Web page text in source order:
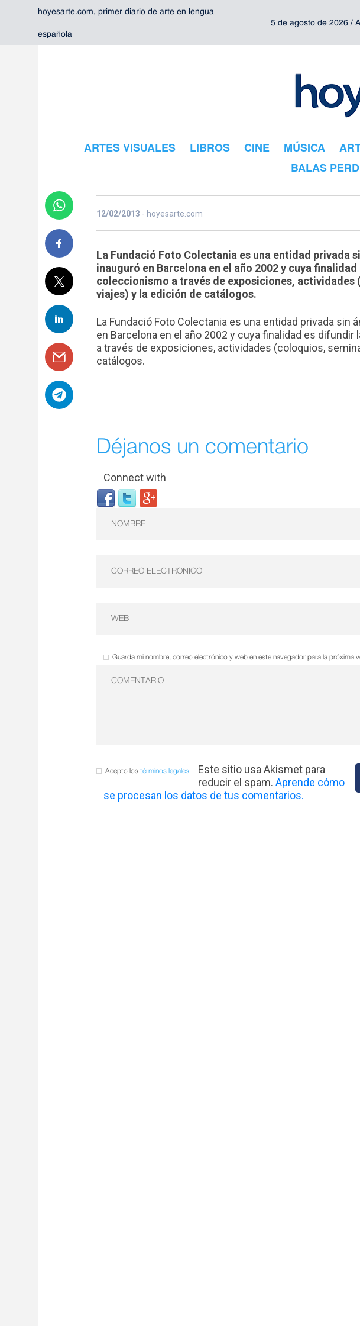
hoyesarte.com, primer diario de arte en lengua
española
5 de agosto de 2026 /
ARTES VISUALES LIBROS CINE MÚSICA
BALAS
Fundación Foto
12/02/2013 - hoyesarte.com
La Fundació Foto Colectania es una entidad privada
inauguró en Barcelona en el año 2002 y cuya
coleccionismo a través de exposiciones, actividades
viajes) y la edición de catálogos.
La Fundació Foto Colectania es una entidad privada sin
en Barcelona en el año 2002 y cuya finalidad es
a través de exposiciones, actividades (coloquios,
catálogos.
Déjanos un comentario
Connect with
Guarda mi nombre, correo electrónico y web en este navegador para la próxima
Acepto los términos legales
Este sitio usa Akismet para
reducir el spam. Aprende cómo
se procesan los datos de tus comentarios.